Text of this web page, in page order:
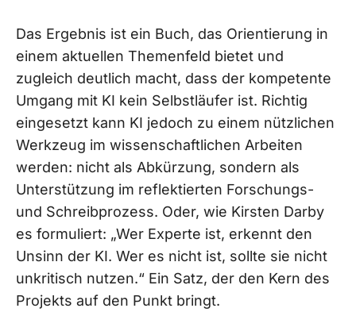
Das Ergebnis ist ein Buch, das Orientierung in
einem aktuellen Themenfeld bietet und
zugleich deutlich macht, dass der kompetente
Umgang mit KI kein Selbstläufer ist. Richtig
eingesetzt kann KI jedoch zu einem nützlichen
Werkzeug im wissenschaftlichen Arbeiten
werden: nicht als Abkürzung, sondern als
Unterstützung im reflektierten Forschungs-
und Schreibprozess. Oder, wie Kirsten Darby
es formuliert: „Wer Experte ist, erkennt den
Unsinn der KI. Wer es nicht ist, sollte sie nicht
unkritisch nutzen.“ Ein Satz, der den Kern des
Projekts auf den Punkt bringt.